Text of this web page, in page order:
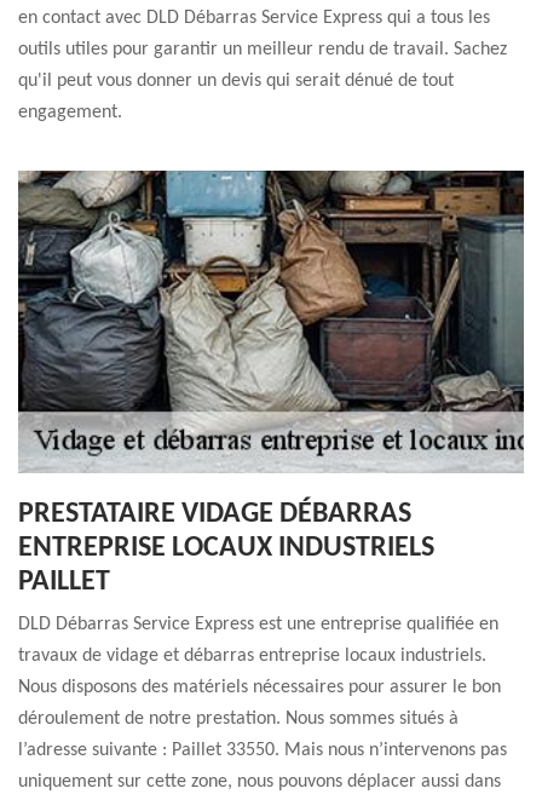
en contact avec DLD Débarras Service Express qui a tous les
outils utiles pour garantir un meilleur rendu de travail. Sachez
qu'il peut vous donner un devis qui serait dénué de tout
engagement.
PRESTATAIRE VIDAGE DÉBARRAS
ENTREPRISE LOCAUX INDUSTRIELS
PAILLET
DLD Débarras Service Express est une entreprise qualifiée en
travaux de vidage et débarras entreprise locaux industriels.
Nous disposons des matériels nécessaires pour assurer le bon
déroulement de notre prestation. Nous sommes situés à
l’adresse suivante : Paillet 33550. Mais nous n’intervenons pas
uniquement sur cette zone, nous pouvons déplacer aussi dans